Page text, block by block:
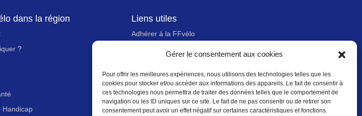
Gérer le consentement aux cookies
Pour offrir les meilleures expériences, nous utilisons des technologies telles que les
cookies pour stocker et/ou accéder aux informations des appareils. Le fait de consentir à
ces technologies nous permettra de traiter des données telles que le comportement de
navigation ou les ID uniques sur ce site. Le fait de ne pas consentir ou de retirer son
consentement peut avoir un effet négatif sur certaines caractéristiques et fonctions.
dans la région
?
Handicap
Liens utiles
Adhérer à la FFvélo
Mentions légales
Politique des données personnelles
Politique de cookies (UE)